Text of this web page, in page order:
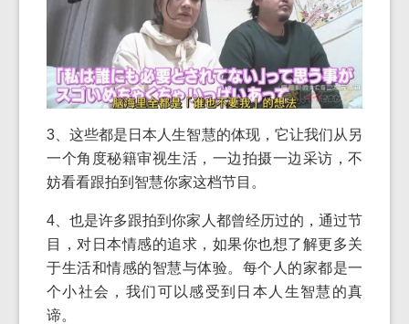
3、这些都是日本人生智慧的体现，它让我们从另
一个角度秘籍审视生活，一边拍摄一边采访，不
妨看看跟拍到智慧你家这档节目。
4、也是许多跟拍到你家人都曾经历过的，通过节
目，对日本情感的追求，如果你也想了解更多关
于生活和情感的智慧与体验。每个人的家都是一
个小社会，我们可以感受到日本人生智慧的真
谛。